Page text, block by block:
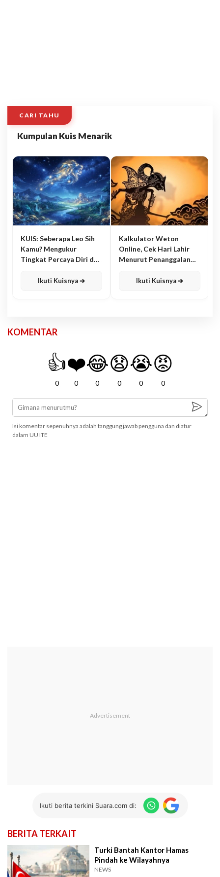
CARI TAHU
Kumpulan Kuis Menarik
KUIS: Seberapa Leo Sih
Kamu? Mengukur
Tingkat Percaya Diri dan
Ikuti Kuisnya ➔
Kalkulator Weton
Online, Cek Hari Lahir
Menurut Penanggalan
Ikuti Kuisnya ➔
KOMENTAR
👍
0
❤️
0
😂
0
😧
0
😭
0
😡
0
Isi komentar sepenuhnya adalah tanggung jawab pengguna dan diatur
dalam UU ITE
Ikuti berita terkini Suara.com di:
BERITA TERKAIT
Turki Bantah Kantor Hamas
Pindah ke Wilayahnya
NEWS